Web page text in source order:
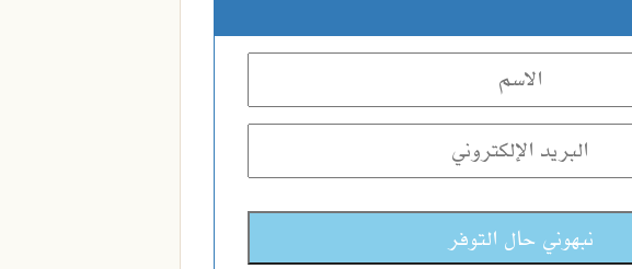
نبهوني حال التوفر